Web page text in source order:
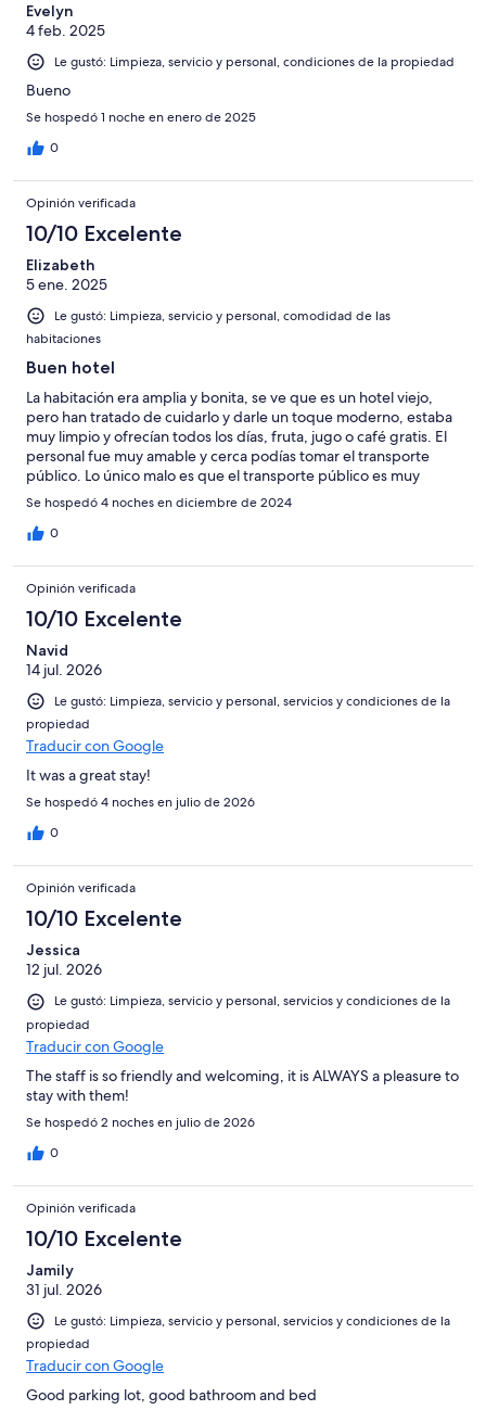
Evelyn
4 feb. 2025
Le gustó: Limpieza, servicio y personal, condiciones de la propiedad
Bueno
Se hospedó 1 noche en enero de 2025
0
Opinión verificada
10/10 Excelente
Elizabeth
5 ene. 2025
Le gustó: Limpieza, servicio y personal, comodidad de las
habitaciones
Buen hotel
La habitación era amplia y bonita, se ve que es un hotel viejo,
pero han tratado de cuidarlo y darle un toque moderno, estaba
muy limpio y ofrecían todos los días, fruta, jugo o café gratis. El
personal fue muy amable y cerca podías tomar el transporte
público. Lo único malo es que el transporte público es muy
tardado en Mountain view tiene s que esperas hasta 30 si se te
pasa un bus
Se hospedó 4 noches en diciembre de 2024
0
Opinión verificada
10/10 Excelente
Navid
14 jul. 2026
Le gustó: Limpieza, servicio y personal, servicios y condiciones de la
propiedad
Traducir con Google
It was a great stay!
Se hospedó 4 noches en julio de 2026
0
Opinión verificada
10/10 Excelente
Jessica
12 jul. 2026
Le gustó: Limpieza, servicio y personal, servicios y condiciones de la
propiedad
Traducir con Google
The staff is so friendly and welcoming, it is ALWAYS a pleasure to
stay with them!
Se hospedó 2 noches en julio de 2026
0
Opinión verificada
10/10 Excelente
Jamily
31 jul. 2026
Le gustó: Limpieza, servicio y personal, servicios y condiciones de la
propiedad
Traducir con Google
Good parking lot, good bathroom and bed